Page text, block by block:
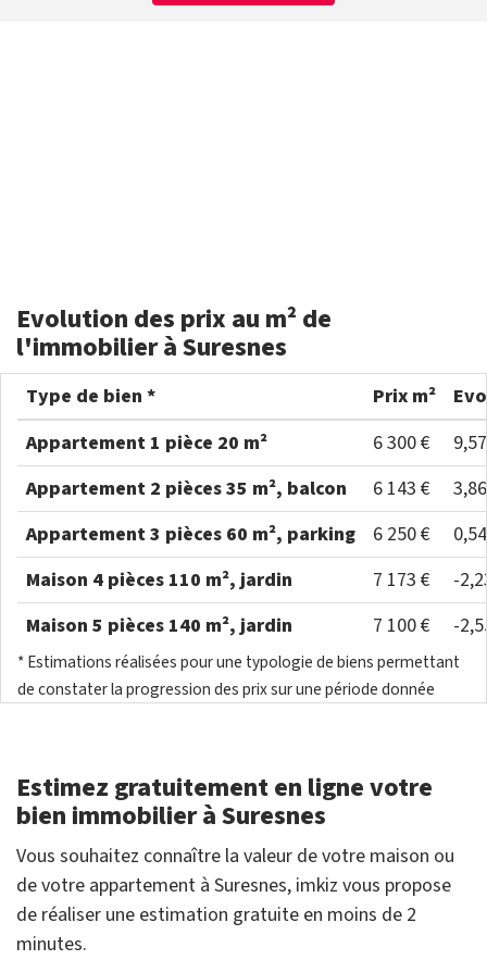
Evolution des prix au m² de
l'immobilier à Suresnes
Type de bien * Prix m²
Appartement 1 pièce 20 m²
6 300 €
Appartement 2 pièces 35 m², balcon
6 143 €
Appartement 3 pièces 60 m², parking
6 250 €
Maison 4 pièces 110 m², jardin
7 173 €
-
Maison 5 pièces 140 m², jardin
7 100 € -
* Estimations réalisées pour une typologie de biens permettant
de constater la progression des prix sur une période donnée
Estimez gratuitement en ligne votre
bien immobilier à Suresnes
Vous souhaitez connaître la valeur de votre maison ou
de votre appartement à Suresnes, imkiz vous propose
de réaliser une estimation gratuite en moins de 2
minutes.